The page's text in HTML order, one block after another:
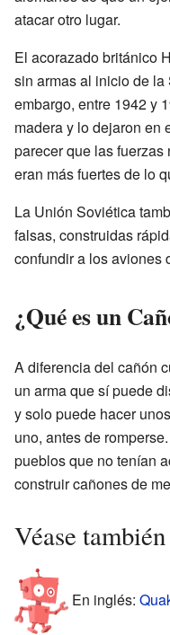
atacar otro lugar.
El acorazado británico
sin armas al inicio de
embargo, entre 1942 y
madera y lo dejaron en
parecer que las
eran más fuertes de lo
La Unión Soviética
falsas, construidas
confundir a los aviones
¿Qué es un
A diferencia del cañón
un arma que sí puede
y solo puede hacer
uno, antes de
pueblos que no tenían
construir cañones de
Véase también
En inglés: